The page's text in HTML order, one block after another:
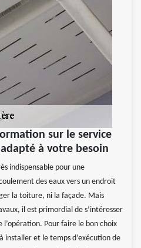
sur le service
à votre besoin
indispensable pour une
des eaux vers un endroit
la toiture, ni la façade. Mais
il est primordial de s’intéresser
l’opération. Pour faire le bon choix
installer et le temps d’exécution de